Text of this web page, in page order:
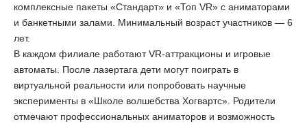
комплексные пакеты «Стандарт» и «Топ VR» с аниматорами
и банкетными залами. Минимальный возраст участников — 6
лет.
В каждом филиале работают VR-аттракционы и игровые
автоматы. После лазертага дети могут поиграть в
виртуальной реальности или попробовать научные
эксперименты в «Школе волшебства Хогвартс». Родители
отмечают профессиональных аниматоров и возможность